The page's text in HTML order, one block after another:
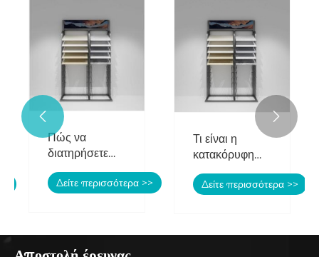
Πώς να
διατηρήσετε
ράφια οθόνης
χαλαζία πέτρας
Δείτε περισσότερα >>
Τι είναι η
κατακόρυφη
οθόνη
πολλαπλών
Δείτε περισσότερα >>
 